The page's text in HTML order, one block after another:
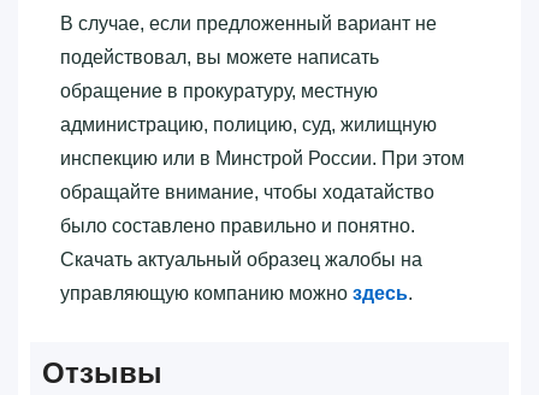
В случае, если предложенный вариант не
подействовал, вы можете написать
обращение в прокуратуру, местную
администрацию, полицию, суд, жилищную
инспекцию или в Минстрой России. При этом
обращайте внимание, чтобы ходатайство
было составлено правильно и понятно.
Скачать актуальный образец жалобы на
управляющую компанию можно здесь.
Отзывы